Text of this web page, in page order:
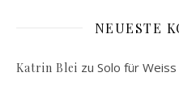
NEUESTE
Katrin Blei zu Solo für